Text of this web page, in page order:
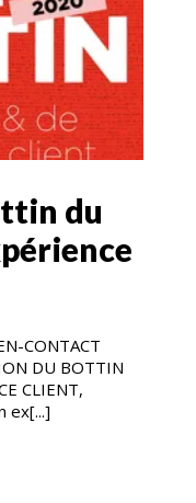
du
CONTACT
DU BOTTIN
CLIENT,
ex[...]